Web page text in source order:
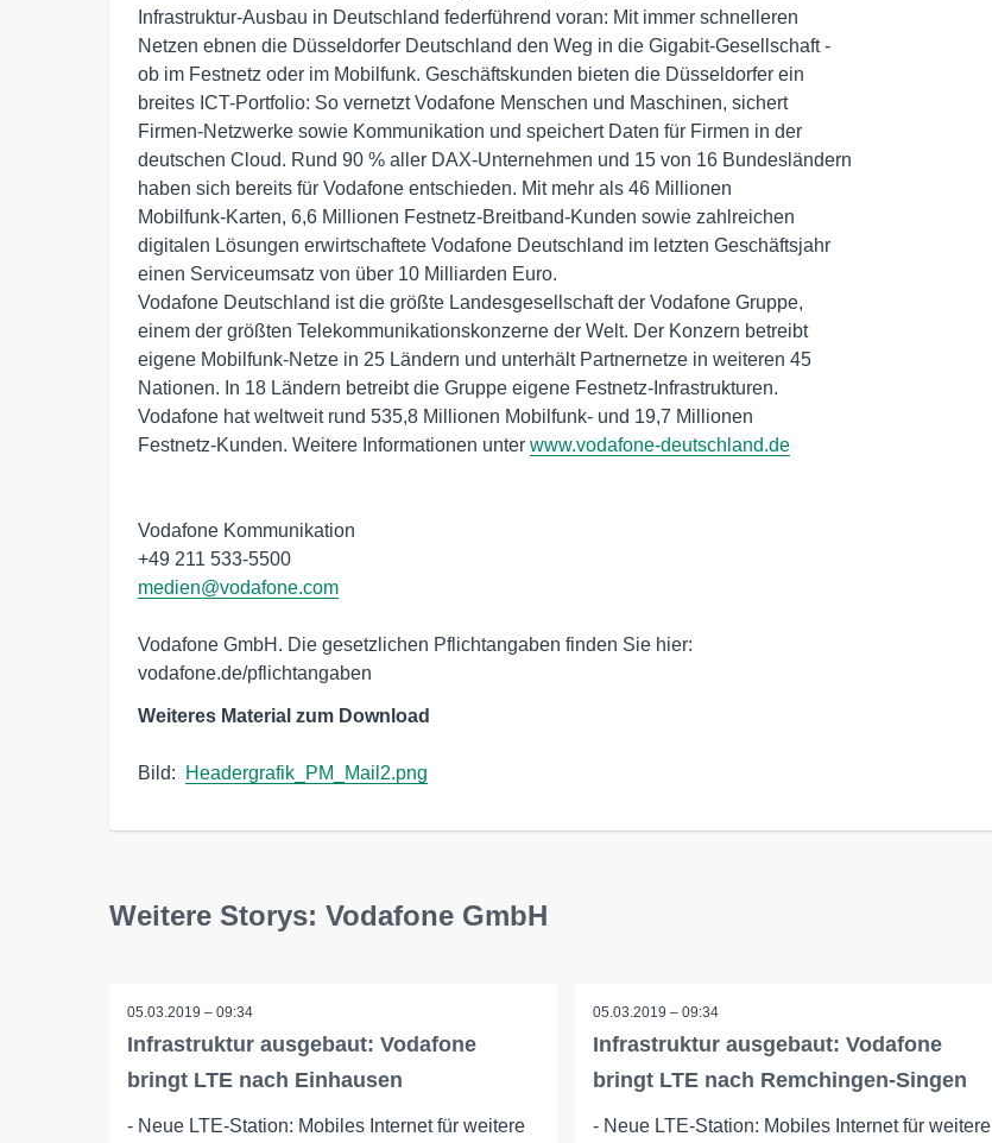
Infrastruktur-Ausbau in Deutschland federführend voran: Mit immer schnelleren
Netzen ebnen die Düsseldorfer Deutschland den Weg in die Gigabit-Gesellschaft -
ob im Festnetz oder im Mobilfunk. Geschäftskunden bieten die Düsseldorfer ein
breites ICT-Portfolio: So vernetzt Vodafone Menschen und Maschinen, sichert
Firmen-Netzwerke sowie Kommunikation und speichert Daten für Firmen in der
deutschen Cloud. Rund 90 % aller DAX-Unternehmen und 15 von 16 Bundesländern
haben sich bereits für Vodafone entschieden. Mit mehr als 46 Millionen
Mobilfunk-Karten, 6,6 Millionen Festnetz-Breitband-Kunden sowie zahlreichen
digitalen Lösungen erwirtschaftete Vodafone Deutschland im letzten Geschäftsjahr
einen Serviceumsatz von über 10 Milliarden Euro.
Vodafone Deutschland ist die größte Landesgesellschaft der Vodafone Gruppe,
einem der größten Telekommunikationskonzerne der Welt. Der Konzern betreibt
eigene Mobilfunk-Netze in 25 Ländern und unterhält Partnernetze in weiteren 45
Nationen. In 18 Ländern betreibt die Gruppe eigene Festnetz-Infrastrukturen.
Vodafone hat weltweit rund 535,8 Millionen Mobilfunk- und 19,7 Millionen
Festnetz-Kunden. Weitere Informationen unter www.vodafone-deutschland.de
Vodafone Kommunikation
medien@vodafone.com
Vodafone GmbH. Die gesetzlichen Pflichtangaben finden Sie hier:
vodafone.de/pflichtangaben
Weiteres Material zum Download
Bild: Headergrafik_PM_Mail2.png
Weitere Storys: Vodafone GmbH
05.03.2019 – 09:34
Infrastruktur ausgebaut: Vodafone
bringt LTE nach Einhausen
- Neue LTE-Station: Mobiles Internet für weitere
05.03.2019 – 09:34
Infrastruktur ausgebaut: Vodafone
bringt LTE nach Remchingen-Singen
- Neue LTE-Station: Mobiles Internet für weitere